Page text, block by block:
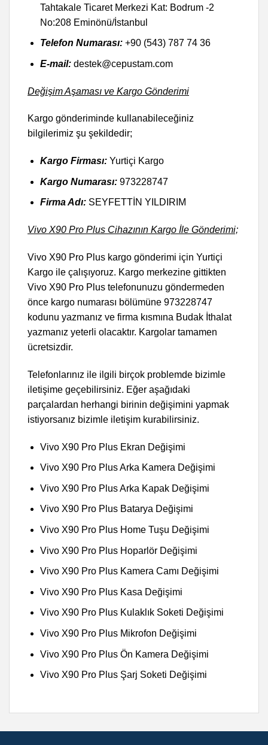
Tahtakale Ticaret Merkezi Kat: Bodrum -2
No:208 Eminönü/İstanbul
Telefon Numarası:+90 (543) 787 74 36
E-mail:destek@cepustam.com
Değişim Aşaması ve Kargo Gönderimi
Kargo gönderiminde kullanabileceğiniz
bilgilerimiz şu şekildedir;
Kargo Firması: Yurtiçi Kargo
Kargo Numarası: 973228747
Firma Adı:SEYFETTİN YILDIRIM
Vivo X90 Pro Plus Cihazının Kargo İle Gönderimi;
Vivo X90 Pro Plus kargo gönderimi için Yurtiçi
Kargo ile çalışıyoruz. Kargo merkezine gittikten
Vivo X90 Pro Plus telefonunuzu göndermeden
önce kargo numarası bölümüne 973228747
kodunu yazmanız ve firma kısmına Budak İthalat
yazmanız yeterli olacaktır. Kargolar tamamen
ücretsizdir.
Telefonlarınız ile ilgili birçok problemde bizimle
iletişime geçebilirsiniz. Eğer aşağıdaki
parçalardan herhangi birinin değişimini yapmak
istiyorsanız bizimle iletişim kurabilirsiniz.
Vivo X90 Pro Plus Ekran Değişimi
Vivo X90 Pro Plus Arka Kamera Değişimi
Vivo X90 Pro Plus Arka Kapak Değişimi
Vivo X90 Pro Plus Batarya Değişimi
Vivo X90 Pro Plus Home Tuşu Değişimi
Vivo X90 Pro Plus Hoparlör Değişimi
Vivo X90 Pro Plus Kamera Camı Değişimi
Vivo X90 Pro Plus Kasa Değişimi
Vivo X90 Pro Plus Kulaklık Soketi Değişimi
Vivo X90 Pro Plus Mikrofon Değişimi
Vivo X90 Pro Plus Ön Kamera Değişimi
Vivo X90 Pro Plus Şarj Soketi Değişimi